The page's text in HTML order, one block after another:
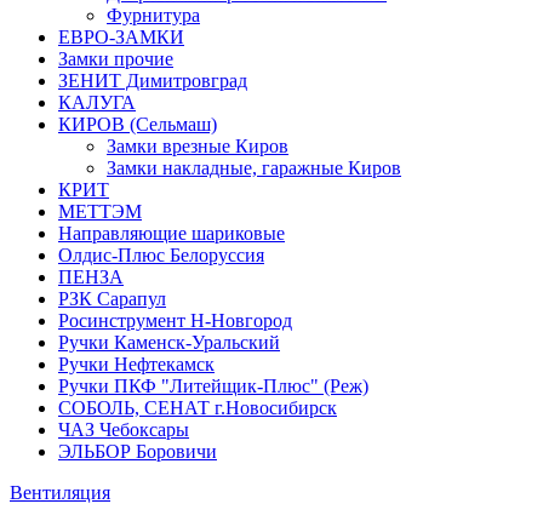
Фурнитура
ЕВРО-ЗАМКИ
Замки прочие
ЗЕНИТ Димитровград
КАЛУГА
КИРОВ (Сельмаш)
Замки врезные Киров
Замки накладные, гаражные Киров
КРИТ
МЕТТЭМ
Направляющие шариковые
Олдис-Плюс Белоруссия
ПЕНЗА
РЗК Сарапул
Росинструмент Н-Новгород
Ручки Каменск-Уральский
Ручки Нефтекамск
Ручки ПКФ "Литейщик-Плюс" (Реж)
СОБОЛЬ, СЕНАТ г.Новосибирск
ЧАЗ Чебоксары
ЭЛЬБОР Боровичи
Вентиляция